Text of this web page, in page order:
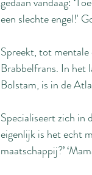
een slechte engel!'
Spreekt, tot mentale
Brabbelfrans. In het
Bolstam, is in de
Specialiseert zich in
eigenlijk is het echt
maatschappij?’